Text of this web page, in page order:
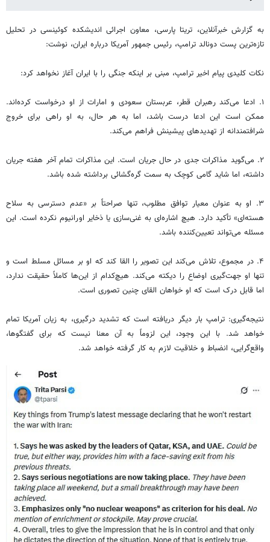
به گزارش خبرآنلاین، تریتا پارسی، معاون اجرائی اندیشکده کوئینسی در تحلیل
تازه‌ترین پست دونالد ترامپ، رئیس جمهور آمریکا درباره ایران، نوشت:
نکات کلیدی پیام اخیر ترامپ، مبنی بر اینکه جنگی را با ایران آغاز نخواهد کرد:
۱. ادعا می‌کند رهبران قطر، عربستان سعودی و امارات از او درخواست کرده‌اند.
ممکن است این ادعا درست باشد، اما به هر حال، به او راهی برای خروج
شرافتمندانه از تهدیدهای پیشینش فراهم می‌کند.
۲. می‌گوید مذاکرات جدی در حال جریان است. این مذاکرات تمام آخر هفته جریان
داشته، اما شاید گامی کوچک به سمت گره‌گشائی برداشته شده باشد.
۳. او به عنوان معیار توافق مطلوب، تنها صراحتاً بر «عدم دسترسی به سلاح
هسته‌ای» تأکید دارد. هیچ اشاره‌ای به غنی‌سازی یا ذخایر اورانیوم نکرده است. این
مسئله می‌تواند تعیین‌کننده باشد.
۴. در مجموع، تلاش می‌کند این تصویر را القا کند که او بر مسائل مسلط است و
تنها او جهت‌گیری اوضاع را دیکته می‌کند. هیچ‌کدام از این‌ها کاملاً حقیقت ندارد،
اما قابل درک است که او خواهان القای چنین تصوری است.
نتیجه‌گیری: ترامپ بار دیگر دریافته است که تشدید درگیری، به زیان آمریکا تمام
خواهد شد. با این وجود، این لزوماً به آن معنا نیست که برای گفتگوها،
واقع‌گرایی، انضباط و خلاقیت لازم به کار گرفته خواهد شد.